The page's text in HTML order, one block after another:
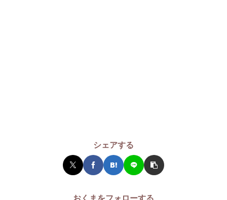
シェアする
おくまをフォローする